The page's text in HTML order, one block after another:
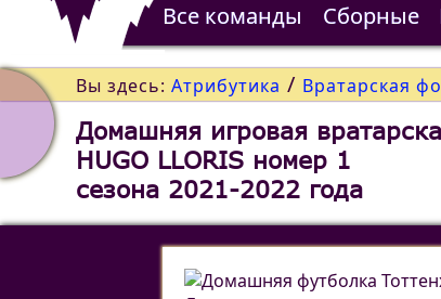
Все команды Сборные
Распродажа
Контакты
Вы здесь: Атрибутика / Вратарская
Домашняя игровая
HUGO LLORIS номер 1
сезона 2021-2022 года